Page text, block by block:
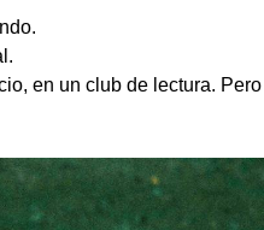
en un club de lectura.